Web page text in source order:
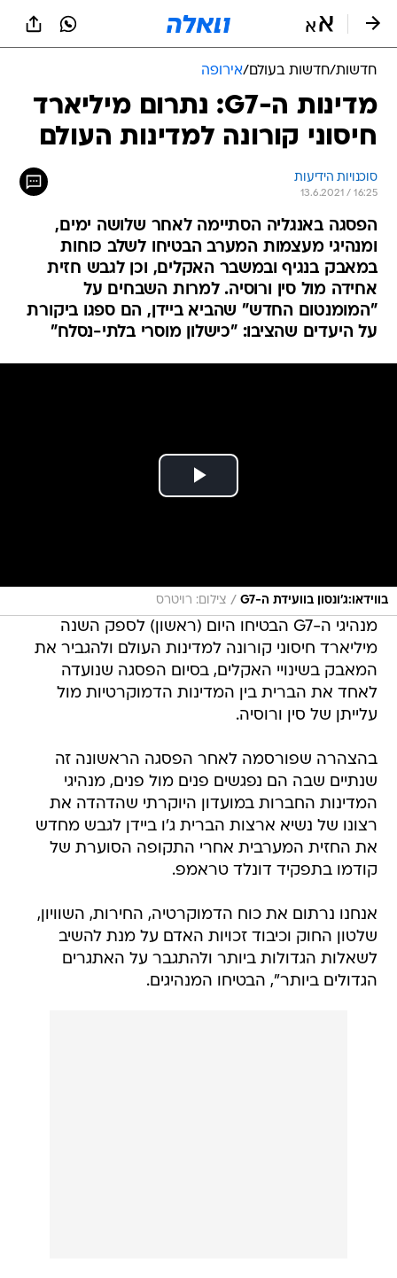
חדשות/חדשות בעולם/אירופה
מדינות ה-G7: נתרום מיליארד
חיסוני קורונה למדינות העולם
סוכנויות הידיעות
13.6.2021 / 16:25
הפסגה באנגליה הסתיימה לאחר שלושה ימים,
ומנהיגי מעצמות המערב הבטיחו לשלב כוחות
במאבק בנגיף ובמשבר האקלים, וכן לגבש חזית
אחידה מול סין ורוסיה. למרות השבחים על
"המומנטום החדש" שהביא ביידן, הם ספגו ביקורת
על היעדים שהציבו: "כישלון מוסרי בלתי-נסלח"
בווידאו:ג'ונסון בוועידת ה-G7 / צילום: רויטרס
מנהיגי ה-G7 הבטיחו היום (ראשון) לספק השנה
מיליארד חיסוני קורונה למדינות העולם ולהגביר את
המאבק בשינויי האקלים, בסיום הפסגה שנועדה
לאחד את הברית בין המדינות הדמוקרטיות מול
עלייתן של סין ורוסיה.
בהצהרה שפורסמה לאחר הפסגה הראשונה זה
שנתיים שבה הם נפגשים פנים מול פנים, מנהיגי
המדינות החברות במועדון היוקרתי שהדהדה את
רצונו של נשיא ארצות הברית ג'ו ביידן לגבש מחדש
את החזית המערבית אחרי התקופה הסוערת של
קודמו בתפקיד דונלד טראמפ.
אנחנו נרתום את כוח הדמוקרטיה, החירות, השוויון,
שלטון החוק וכיבוד זכויות האדם על מנת להשיב
לשאלות הגדולות ביותר ולהתגבר על האתגרים
הגדולים ביותר", הבטיחו המנהיגים.